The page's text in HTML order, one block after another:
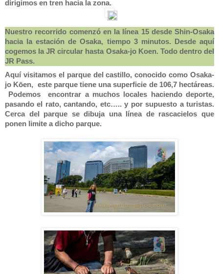
dirigimos en tren hacia la zona.
Nuestro recorrido comenzó en la línea 15 desde Shin-Osaka
hacia la estación de Osaka, tiempo 3 minutos. Desde aquí
cogemos la JR circular hasta Osaka-jo Koen. Todo dentro del
JR Pass.
Aquí visitamos el parque del castillo, conocido como Osaka-
jo Kōen, este parque tiene una superficie de 106,7 hectáreas.
Podemos encontrar a muchos locales haciendo deporte,
pasando el rato, cantando, etc….. y por supuesto a turistas.
Cerca del parque se dibuja una línea de rascacielos que
ponen limite a dicho parque.